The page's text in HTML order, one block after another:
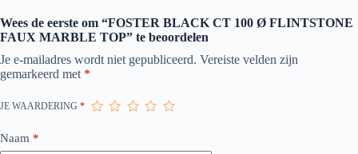
Wees de eerste om “FOSTER BLACK CT 100 Ø FLINTSTONE
FAUX MARBLE TOP” te beoordelen
Je e-mailadres wordt niet gepubliceerd. Vereiste velden zijn
gemarkeerd met *
JE WAARDERING *
Naam *